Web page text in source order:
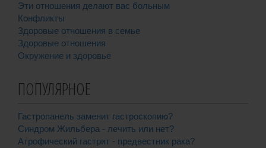
Эти отношения делают вас больным
Конфликты
Здоровые отношения в семье
Здоровые отношения
Окружение и здоровье
ПОПУЛЯРНОЕ
Гастропанель заменит гастроскопию?
Синдром Жильбера - лечить или нет?
Атрофический гастрит - предвестник рака?